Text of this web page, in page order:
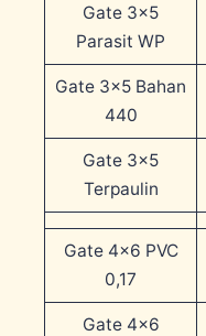
Gate 3×5
Parasit WP
Gate 3×5 Bahan
440
Gate 3×5
Terpaulin
Gate 4×6 PVC
0,17
Gate 4×6